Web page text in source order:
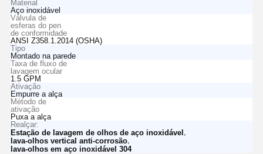
Material
Aço inoxidável
Válvula de
esferas do pen
de conformidade
ANSI Z358.1.2014 (OSHA)
Tipo
Montado na parede
Taxa de fluxo de
lavagem ocular
1.5 GPM
Ativação
Empurre a alça
Método de
ativação
Puxa a alça
Realçar:
Estação de lavagem de olhos de aço inoxidável
lava-olhos vertical anti-corrosão,
lava-olhos em aço inoxidável 304